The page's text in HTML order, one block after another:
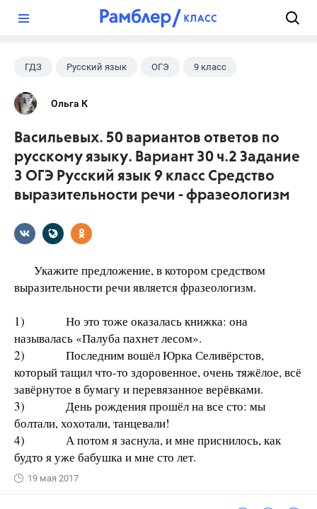
ГДЗ Русский язык ОГЭ 9 класс
+1
Ольга К
Васильевых. 50 вариантов ответов по
русскому языку. Вариант 30 ч.2 Задание
3 ОГЭ Русский язык 9 класс Средство
выразительности речи - фразеологизм
Укажите предложение, в котором средством
выразительности речи является фразеологизм.
1) Но это тоже оказалась книжка: она
называлась «Палуба пахнет лесом».
2) Последним вошёл Юрка Селивёрстов,
который тащил что-то здоровенное, очень тяжёлое, всё
завёрнутое в бумагу и перевязанное верёвками.
3) День рождения прошёл на все сто: мы
болтали, хохотали, танцевали!
4) А потом я заснула, и мне приснилось, как
будто я уже бабушка и мне сто лет.
19 мая 2017